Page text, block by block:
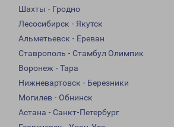
Шахты - Гродно
Лесосибирск - Якутск
Альметьевск - Ереван
Ставрополь - Стамбул Олимпик
Воронеж - Тара
Нижневартовск - Березники
Могилев - Обнинск
Астана - Санкт-Петербург